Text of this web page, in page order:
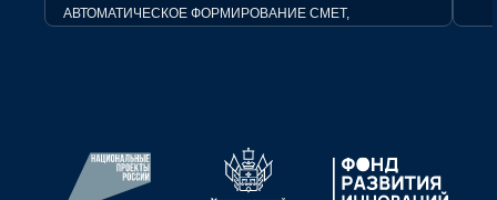
АВТОМАТИЧЕСКОЕ ФОРМИРОВАНИЕ СМЕТ,
ПОТРЕБНОСТИ: